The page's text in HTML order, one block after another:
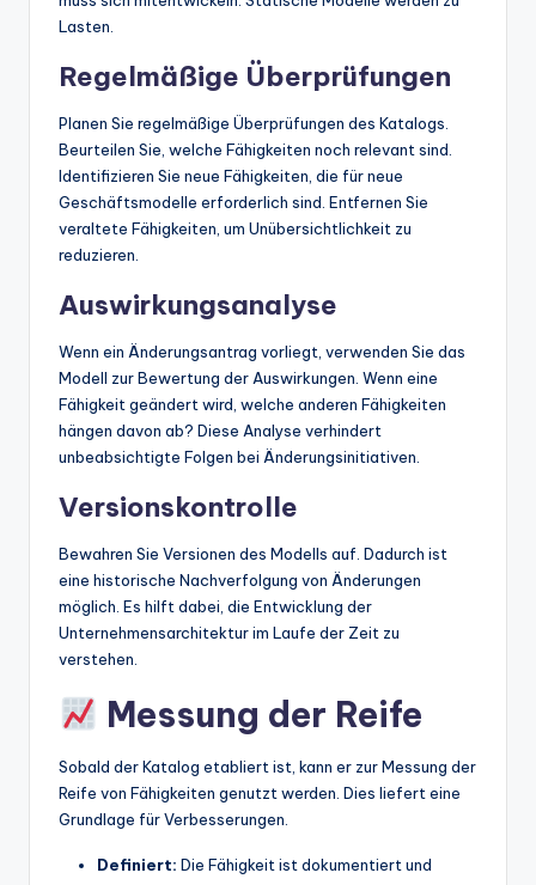
Lasten.
Regelmäßige Überprüfungen
Planen Sie regelmäßige Überprüfungen des Katalogs.
Beurteilen Sie, welche Fähigkeiten noch relevant sind.
Identifizieren Sie neue Fähigkeiten, die für neue
Geschäftsmodelle erforderlich sind. Entfernen Sie
veraltete Fähigkeiten, um Unübersichtlichkeit zu
reduzieren.
Auswirkungsanalyse
Wenn ein Änderungsantrag vorliegt, verwenden Sie das
Modell zur Bewertung der Auswirkungen. Wenn eine
Fähigkeit geändert wird, welche anderen Fähigkeiten
hängen davon ab? Diese Analyse verhindert
unbeabsichtigte Folgen bei Änderungsinitiativen.
Versionskontrolle
Bewahren Sie Versionen des Modells auf. Dadurch ist
eine historische Nachverfolgung von Änderungen
möglich. Es hilft dabei, die Entwicklung der
Unternehmensarchitektur im Laufe der Zeit zu
verstehen.
Messung der Reife
Sobald der Katalog etabliert ist, kann er zur Messung der
Reife von Fähigkeiten genutzt werden. Dies liefert eine
Grundlage für Verbesserungen.
Definiert: Die Fähigkeit ist dokumentiert und